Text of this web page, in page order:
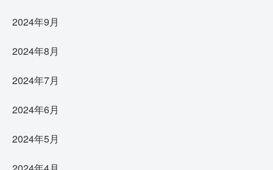
2024年9月
2024年8月
2024年7月
2024年6月
2024年5月